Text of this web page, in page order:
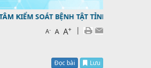
BỆNH TẬT TỈNH HƯNG YÊN
A- A A+ |
Đọc bài Lưu